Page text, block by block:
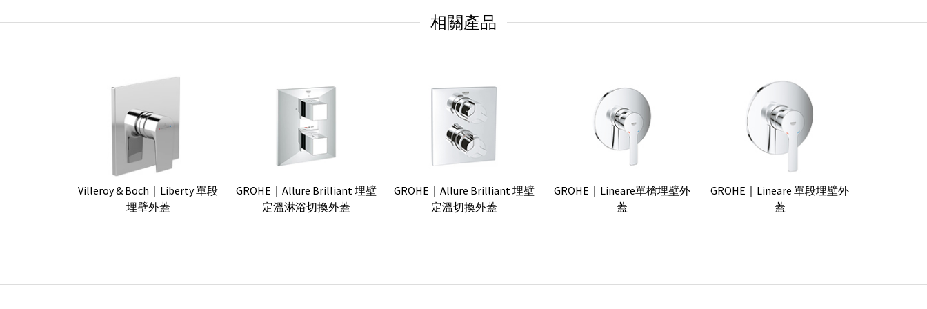
相關產品
Villeroy & Boch｜Liberty 單段
埋壁外蓋
GROHE｜Allure Brilliant 埋壁
定溫淋浴切換外蓋
GROHE｜Allure Brilliant 埋壁
定溫切換外蓋
GROHE｜Lineare單槍埋壁外
蓋
GROHE｜Lineare 單段埋壁外
蓋